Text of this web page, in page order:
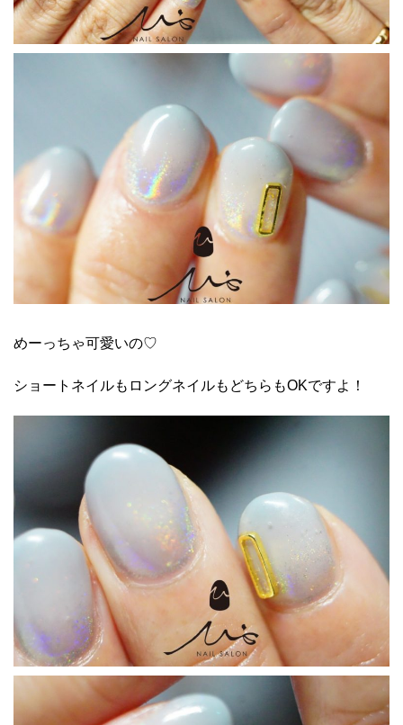
めーっちゃ可愛いの♡
ショートネイルもロングネイルもどちらもOKですよ！